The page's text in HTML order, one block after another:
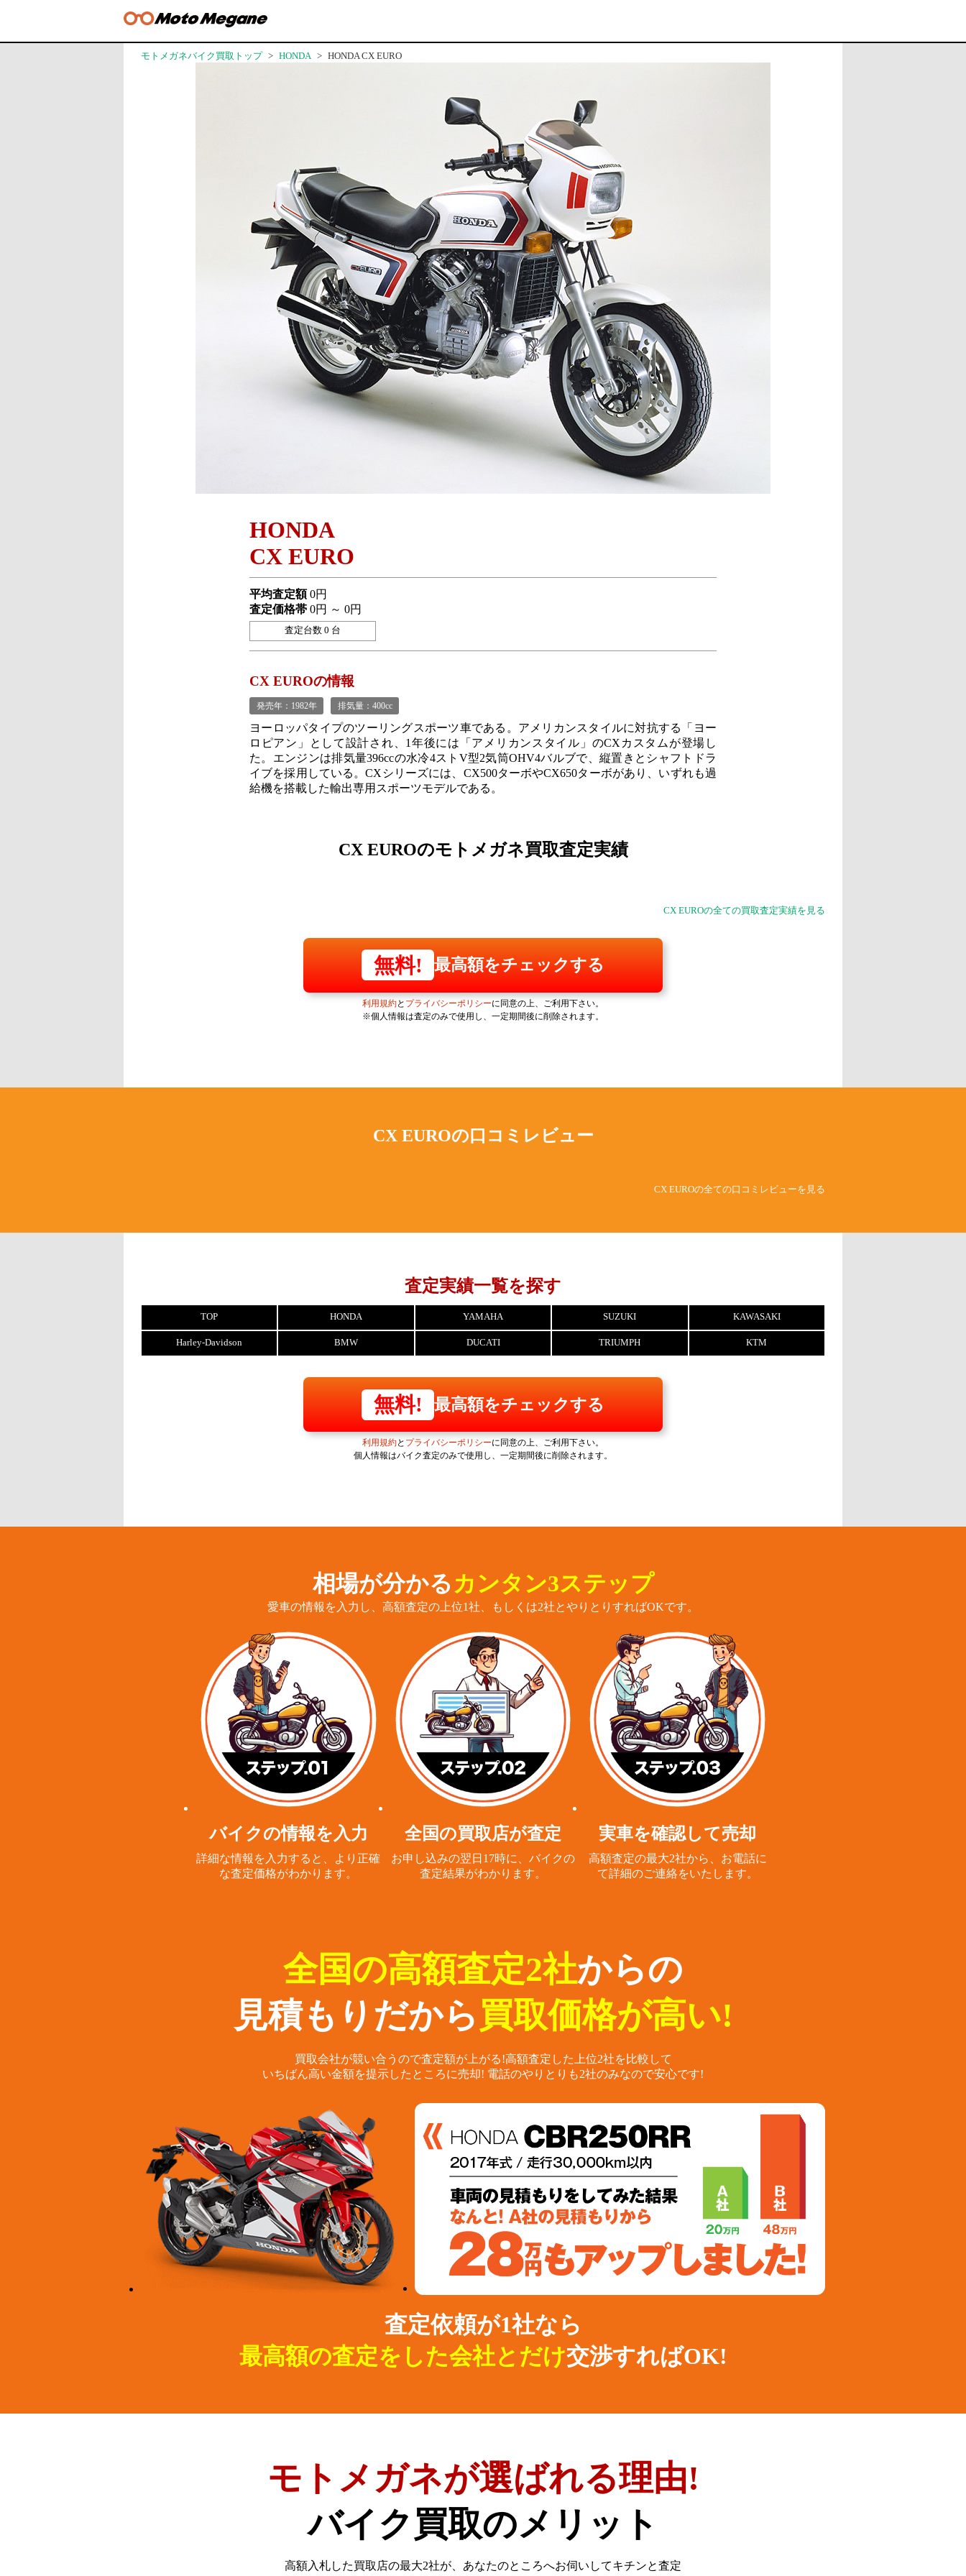
モトメガネバイク買取トップ HONDA HONDA CX EURO
HONDA
CX EURO
平均査定額0円
査定価格帯 0円 ～ 0円
査定台数 0 台
CX EUROの情報
発売年：1982年 排気量：400cc
ヨーロッパタイプのツーリングスポーツ車である。アメリカンスタイルに対抗する「ヨー
ロピアン」として設計され、1年後には「アメリカンスタイル」のCXカスタムが登場し
た。エンジンは排気量396ccの水冷4ストV型2気筒OHV4バルブで、縦置きとシャフトドラ
イブを採用している。CXシリーズには、CX500ターボやCX650ターボがあり、いずれも過
給機を搭載した輸出専用スポーツモデルである。
CX EUROのモトメガネ買取査定実績
CX EUROの全ての買取査定実績を見る
無料! 最高額をチェックする
利用規約と プライバシーポリシーに同意の上、ご利用下さい。
※個人情報は査定のみで使用し、一定期間後に削除されます。
CX EUROの 口コミレビュー
CX EUROの全ての口コミレビューを見る
査定実績一覧を探す
TOP HONDA YAMAHA SUZUKI KAWASAKI
Harley-Davidson BMW DUCATI TRIUMPH KTM
無料! 最高額をチェックする
利用規約と プライバシーポリシーに同意の上、ご利用下さい。
個人情報はバイク査定のみで使用し、一定期間後に削除されます。
相場が分かる カンタン3ステップ
愛車の情報を入力し、高額査定の上位1社、もしくは2社とやりとりすればOKです。
バイクの情報を入力
詳細な情報を入力すると、 より正確
な査定価格がわかります。
全国の買取店が査定
お申し込みの翌日17時に、 バイクの
査定結果がわかります。
実車を確認して売却
高額査定の最大2社から、 お電話に
て詳細のご連絡をいたします。
全国の高額査定2社からの
見積もりだから 買取価格が高い!
買取会社が競い合うので査定額が上がる!高額査定した上位2社を比較して
いちばん高い金額を提示したところに売却! 電話のやりとりも2社のみなので安心です!
査定依頼が1社なら
最高額の査定をした会社とだけ交渉すればOK!
モトメガネが選ばれる理由!
バイク買取のメリット
高額入札した買取店の最大2社が、 あなたのところへお伺いしてキチンと査定